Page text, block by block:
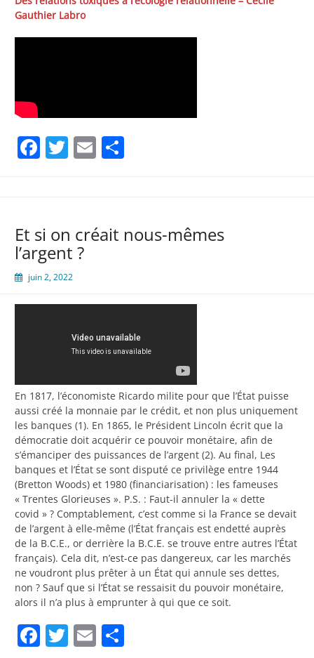
Gauthier Labro
Facebook
Twitter
Email
Et si on créait nous-mêmes
l’argent ?
juin 2, 2022
En 1817, l’économiste Ricardo milite pour que l’État puisse
aussi créé la monnaie par le crédit, et non plus uniquement
les banques (1). En 1865, le Président Lincoln écrit que la
démocratie doit acquérir ce pouvoir monétaire, afin de
s’émanciper des puissances de l’argent (2). Au final, Les
banques et l’État se sont disputé ce privilège entre 1944
(Bretton Woods) et 1980 (financiarisation) : les fameuses
« Trentes Glorieuses ». P.S. : Faut-il annuler la « dette
covid » ? Comptablement, c’est comme si la France se devait
de l’argent à elle-même (l’État français est endetté auprès
de la B.C.E., or derrière la B.C.E. se trouve entre autres l’État
français). Cela dit, n’est-ce pas dangereux, car les marchés
ne voudront plus prêter à un État qui annule ses dettes,
non ? Sauf que si l’État se ressaisit du pouvoir monétaire,
alors il n’a plus à emprunter à qui que ce soit.
Facebook
Twitter
Email